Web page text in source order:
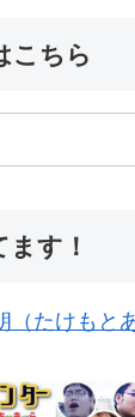
こちら
す！
たけもと